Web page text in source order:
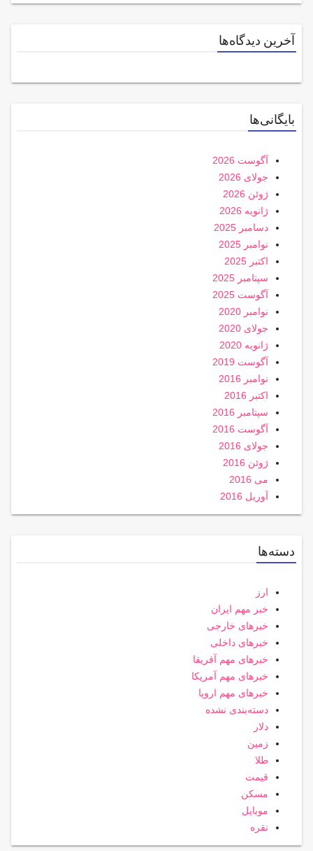
آخرین دیدگاه‌ها
بایگانی‌ها
آگوست 2026
جولای 2026
ژوئن 2026
ژانویه 2026
دسامبر 2025
نوامبر 2025
اکتبر 2025
سپتامبر 2025
آگوست 2025
نوامبر 2020
جولای 2020
ژانویه 2020
آگوست 2019
نوامبر 2016
اکتبر 2016
سپتامبر 2016
آگوست 2016
جولای 2016
ژوئن 2016
می 2016
آوریل 2016
دسته‌ها
ارز
خبر مهم ایران
خبرهای خارجی
خبرهای داخلی
خبرهای مهم آفریقا
خبرهای مهم آمریکا
خبرهای مهم اروپا
دسته‌بندی نشده
دلار
زمین
طلا
قیمت
مسکن
موبایل
نقره